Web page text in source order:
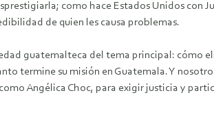
como hace Estados Unidos con
de quien les causa problemas.
guatemalteca del tema principal: cómo
termine su misión en Guatemala. Y
Angélica Choc, para exigir justicia y